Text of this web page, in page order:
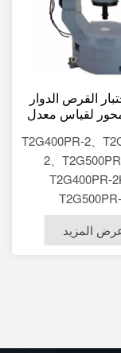
القرص الدوار
لقياس معدل
T2G400PR-2、
2、
T2G400PR-
المزيد